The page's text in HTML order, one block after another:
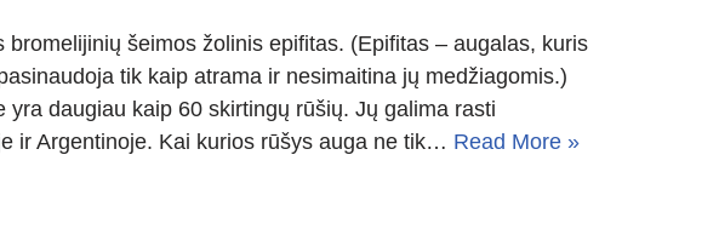
bromelijinių šeimos žolinis epifitas. (Epifitas – augalas, kuris
tik kaip atrama ir nesimaitina jų medžiagomis.)
yra daugiau kaip 60 skirtingų rūšių. Jų galima rasti
ir Argentinoje. Kai kurios rūšys auga ne tik… Read More »